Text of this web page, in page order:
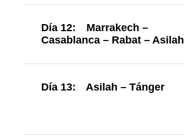
Día 12:
Marrakech –
Casablanca – Rabat – Asilah
Día 13: Asilah – Tánger